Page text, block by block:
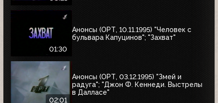
01:30
Анонсы (ОРТ, 10.11.1995) "Человек с
бульвара Капуцинов"; "Захват"
02:01
Анонсы (ОРТ, 03.12.1995) "Змей и
радуга"; "Джон Ф. Кеннеди. Выстрелы
в Далласе"